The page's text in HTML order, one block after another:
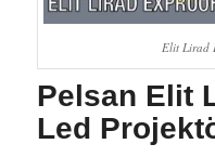
Elit Lirad
Pelsan Elit
Led